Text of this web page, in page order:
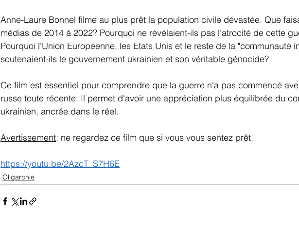
Anne-Laure Bonnel filme au plus prêt la population civile dévastée. Que
médias de 2014 à 2022? Pourquoi ne révélaient-ils pas l'atrocité de cette
Pourquoi l'Union Européenne, les Etats Unis et le reste de la "communauté
soutenaient-ils le gouvernement ukrainien et son véritable génocide?
Ce film est essentiel pour comprendre que la guerre n'a pas commencé
russe toute récente. Il permet d'avoir une appréciation plus équilibrée du
ukrainien, ancrée dans le réel.
Avertissement: ne regardez ce film que si vous vous sentez prêt.
https://youtu.be/2AzcT_S7H6E
Oligarchie